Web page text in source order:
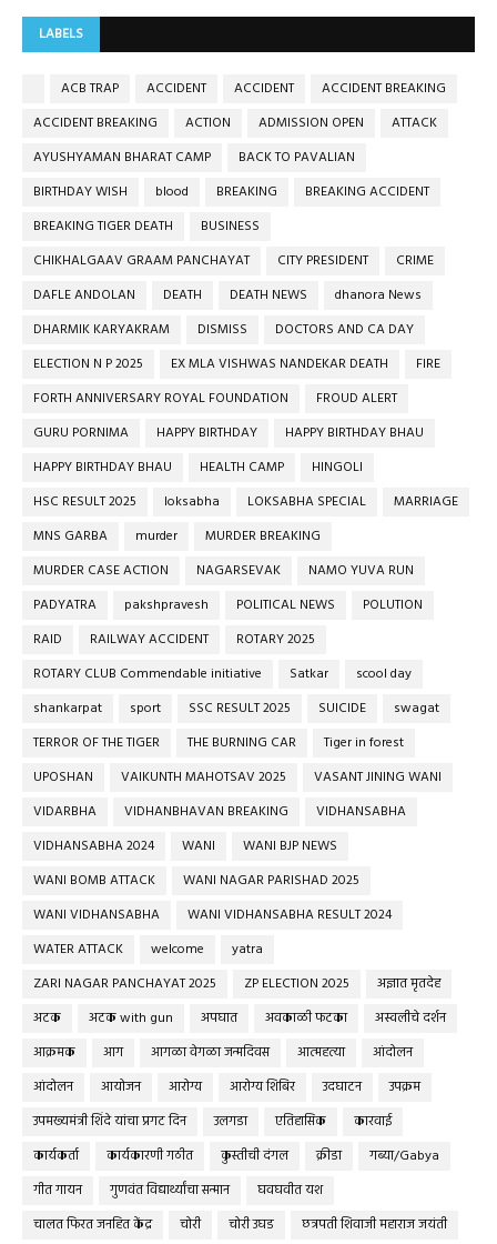
LABELS
ACB TRAP ACCIDENT ACCIDENT
ACCIDENT BREAKING
ACCIDENT BREAKING
ACTION ADMISSION OPEN
ATTACK
AYUSHYAMAN BHARAT CAMP
BACK TO PAVALIAN
BIRTHDAY WISH
blood BREAKING
BREAKING ACCIDENT
BREAKING TIGER DEATH
BUSINESS
CHIKHALGAAV GRAAM PANCHAYAT
CITY PRESIDENT
CRIME
DAFLE ANDOLAN
DEATH DEATH NEWS
dhanora News
DHARMIK KARYAKRAM
DISMISS
DOCTORS AND CA DAY
ELECTION N P 2025
EX MLA VISHWAS NANDEKAR DEATH
FIRE
FORTH ANNIVERSARY ROYAL FOUNDATION
FROUD ALERT
GURU PORNIMA
HAPPY BIRTHDAY
HAPPY BIRTHDAY BHAU
HAPPY BIRTHDAY BHAU
HEALTH CAMP
HINGOLI
HSC RESULT 2025
loksabha LOKSABHA SPECIAL
MARRIAGE
MNS GARBA
murder
MURDER BREAKING
MURDER CASE ACTION
NAGARSEVAK
NAMO YUVA RUN
PADYATRA
pakshpravesh POLITICAL NEWS
POLUTION
RAID
RAILWAY ACCIDENT
ROTARY 2025
ROTARY CLUB Commendable initiative
Satkar
scool day
shankarpat
sport SSC RESULT 2025 SUICIDE
swagat
TERROR OF THE TIGER
THE BURNING CAR
Tiger in forest
UPOSHAN
VAIKUNTH MAHOTSAV 2025
VASANT JINING WANI
VIDARBHA
VIDHANBHAVAN BREAKING
VIDHANSABHA
VIDHANSABHA 2024
WANI
WANI BJP NEWS
WANI BOMB ATTACK
WANI NAGAR PARISHAD 2025
WANI VIDHANSABHA
WANI VIDHANSABHA RESULT 2024
WATER ATTACK
welcome
yatra
ZARI NAGAR PANCHAYAT 2025
ZP ELECTION 2025
अज्ञात मृतदेह
अटक
अटक with gun अपघात अवकाळी फटका
अस्वलीचे दर्शन
आक्रमक
आग आगळा वेगळा जन्मदिवस आत्महत्या
आंदोलन
आंदोलन
आयोजन आरोग्य आरोग्य शिबिर उदघाटन
उपक्रम
उपमख्यमंत्री शिंदे यांचा प्रगट दिन
उलगडा एतिहासिक
कारवाई
कार्यकर्ता
कार्यकारणी गठीत कुस्तीची दंगल क्रीडा
गब्या/Gabya
गीत गायन
गुणवंत विद्यार्थ्यांचा सन्मान
घवघवीत यश
चालत फिरत जनहित केंद्र
चोरी चोरी उघड
छत्रपती शिवाजी महाराज जयंती